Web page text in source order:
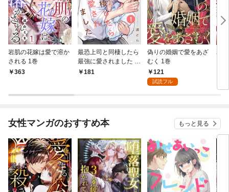
岩肌の花嫁は愛で溶か
される 1巻
363
最恐上司と同棲したら
最強に愛されました 1
巻181
偽りの婚姻で愛をあざ
むく 1巻
121
試読フル
岩
女性マンガのおすすめ本 もっと見る